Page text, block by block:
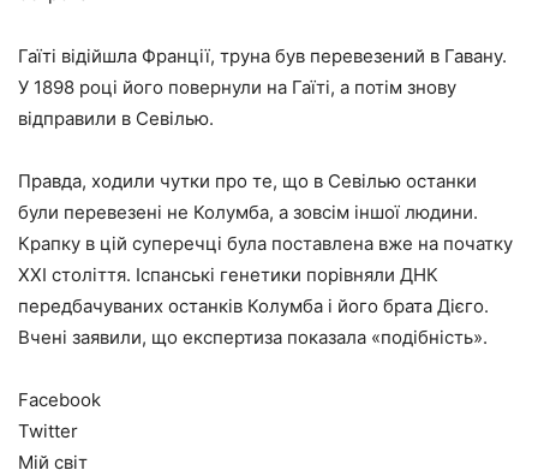
Гаїті відійшла Франції, труна був перевезений в Гавану.
У 1898 році його повернули на Гаїті, а потім знову
відправили в Севілью.
Правда, ходили чутки про те, що в Севілью останки
були перевезені не Колумба, а зовсім іншої людини.
Крапку в цій суперечці була поставлена вже на початку
XXI століття. Іспанські генетики порівняли ДНК
передбачуваних останків Колумба і його брата Дієго.
Вчені заявили, що експертиза показала «подібність».
Facebook
Twitter
Мій світ